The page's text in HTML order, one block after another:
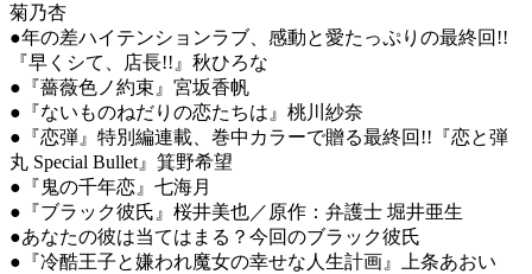
菊乃杏
●年の差ハイテンションラブ、感動と愛たっぷりの最終回!!
『早くシて、店長!!』秋ひろな
●『薔薇色ノ約束』宮坂香帆
●『ないものねだりの恋たちは』桃川紗奈
●『恋弾』特別編連載、巻中カラーで贈る最終回!!『恋と弾
丸 Special Bullet』箕野希望
●『鬼の千年恋』七海月
●『ブラック彼氏』桜井美也／原作：弁護士 堀井亜生
●あなたの彼は当てはまる？今回のブラック彼氏
●『冷酷王子と嫌われ魔女の幸せな人生計画』上条あおい